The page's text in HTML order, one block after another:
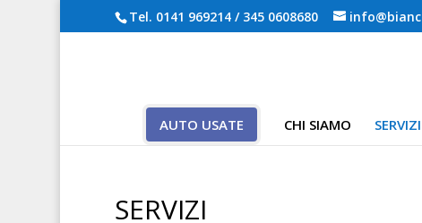
Tel. 0141 969214/ 345 0608680
AUTO USATE CHI SIAMO SERVIZI
SERVIZI